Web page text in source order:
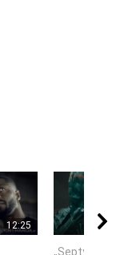
12:25
„Septynių